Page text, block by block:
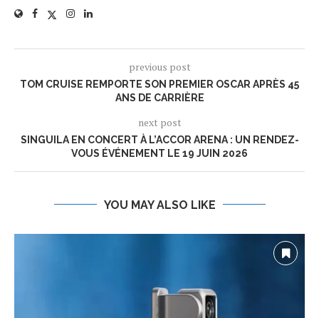
previous post
TOM CRUISE REMPORTE SON PREMIER OSCAR APRÈS 45
ANS DE CARRIÈRE
next post
SINGUILA EN CONCERT À L’ACCOR ARENA : UN RENDEZ-
VOUS ÉVÉNEMENT LE 19 JUIN 2026
YOU MAY ALSO LIKE